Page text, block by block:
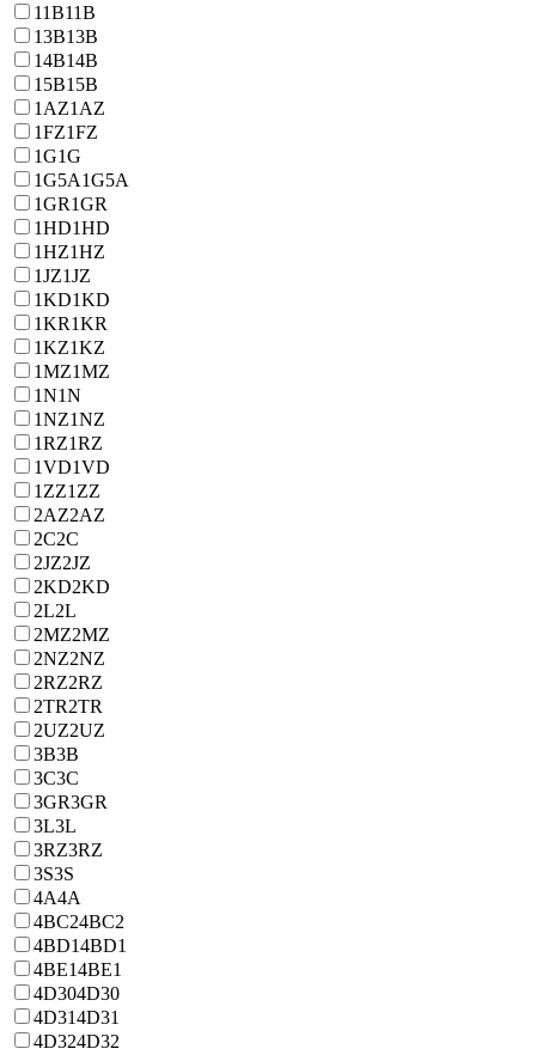
11B11B
13B13B
14B14B
15B15B
1AZ1AZ
1FZ1FZ
1G1G
1G5A1G5A
1GR1GR
1HD1HD
1HZ1HZ
1JZ1JZ
1KD1KD
1KR1KR
1KZ1KZ
1MZ1MZ
1N1N
1NZ1NZ
1RZ1RZ
1VD1VD
1ZZ1ZZ
2AZ2AZ
2C2C
2JZ2JZ
2KD2KD
2L2L
2MZ2MZ
2NZ2NZ
2RZ2RZ
2TR2TR
2UZ2UZ
3B3B
3C3C
3GR3GR
3L3L
3RZ3RZ
3S3S
4A4A
4BC24BC2
4BD14BD1
4BE14BE1
4D304D30
4D314D31
4D324D32